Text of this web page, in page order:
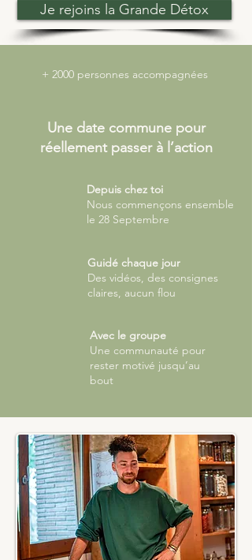
Je rejoins la Grande Détox
+ 2000 personnes accompagnées
Une date commune pour
réellement passer à l’action
Depuis chez toi
Nous commençons ensemble
le 28 Septembre
Guidé chaque jour
Des vidéos, des consignes
claires, aucun flou
Avec le groupe
Une communauté pour
rester motivé jusqu’au
bout